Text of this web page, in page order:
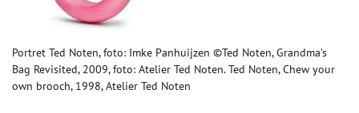
Portret Ted Noten, foto: Imke Panhuijzen ©Ted Noten, Grandma’s
Bag Revisited, 2009, foto: Atelier Ted Noten. Ted Noten, Chew your
own brooch, 1998, Atelier Ted Noten